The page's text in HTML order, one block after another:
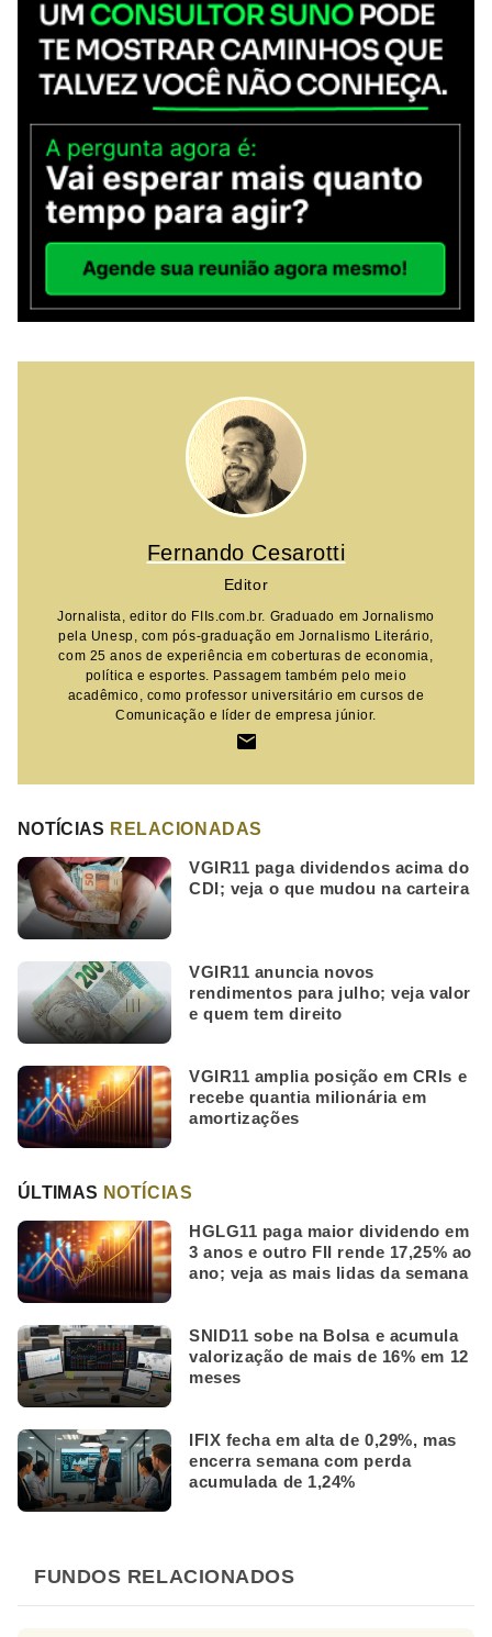
Fernando Cesarotti
Editor
Jornalista, editor do FIIs.com.br. Graduado em Jornalismo
pela Unesp, com pós-graduação em Jornalismo Literário,
com 25 anos de experiência em coberturas de economia,
política e esportes. Passagem também pelo meio
acadêmico, como professor universitário em cursos de
Comunicação e líder de empresa júnior.
NOTÍCIAS RELACIONADAS
VGIR11 paga dividendos acima do
CDI; veja o que mudou na carteira
VGIR11 anuncia novos
rendimentos para julho; veja valor
e quem tem direito
VGIR11 amplia posição em CRIs e
recebe quantia milionária em
amortizações
ÚLTIMAS NOTÍCIAS
HGLG11 paga maior dividendo em
3 anos e outro FII rende 17,25% ao
ano; veja as mais lidas da semana
SNID11 sobe na Bolsa e acumula
valorização de mais de 16% em 12
meses
IFIX fecha em alta de 0,29%, mas
encerra semana com perda
acumulada de 1,24%
FUNDOS RELACIONADOS